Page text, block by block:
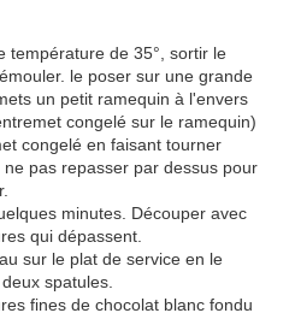
température de 35°, sortir le
le poser sur une grande
un petit ramequin à l'envers
congelé sur le ramequin)
congelé en faisant tourner
pas repasser par dessus pour
minutes. Découper avec
qui dépassent.
sur le plat de service en le
spatules.
fines de chocolat blanc fondu